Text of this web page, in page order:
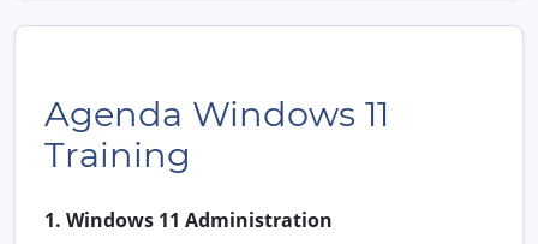
Agenda Windows 11
Training
1. Windows 11 Administration